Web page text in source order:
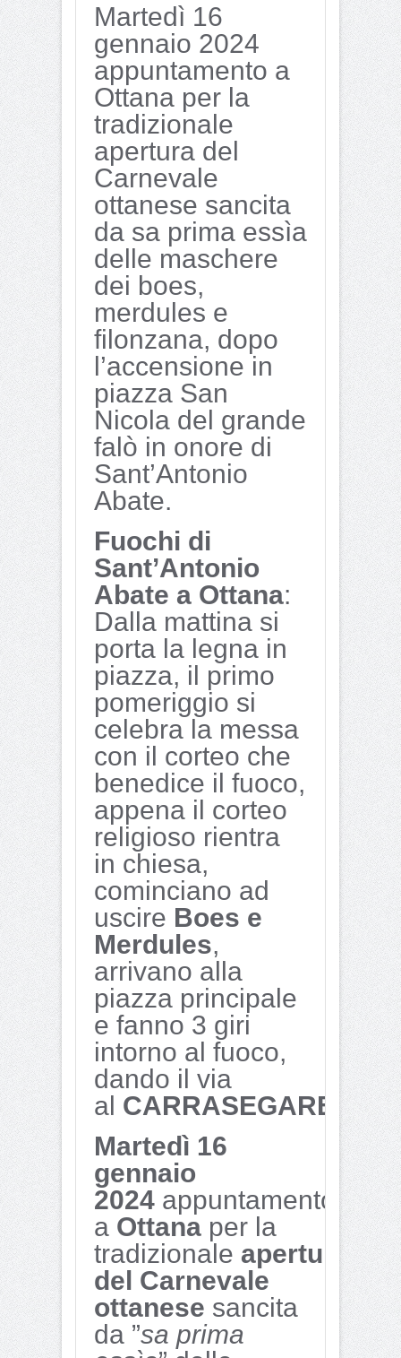
Martedì 16
gennaio 2024
appuntamento a
Ottana per la
tradizionale
apertura del
Carnevale
ottanese sancita
da sa prima essìa
delle maschere
dei boes,
merdules e
filonzana, dopo
l’accensione in
piazza San
Nicola del grande
falò in onore di
Sant’Antonio
Abate.
Fuochi di
Sant’Antonio
Abate a Ottana:
Dalla mattina si
porta la legna in
piazza, il primo
pomeriggio si
celebra la messa
con il corteo che
benedice il fuoco,
appena il corteo
religioso rientra
in chiesa,
cominciano ad
uscire Boes e
Merdules,
arrivano alla
piazza principale
e fanno 3 giri
intorno al fuoco,
dando il via
al CARRASEGARE.
Martedì 16
gennaio
2024 appuntamento
a Ottana per la
tradizionale apertura
del Carnevale
ottanese sancita
da ”sa prima